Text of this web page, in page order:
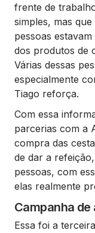
frente de
simples, mas
pessoas
dos produtos de
Várias dessas
especialmente
Tiago reforça.
Com essa
parcerias com a
compra das
de dar a
pessoas, com
elas realmente
Campanha
Essa foi a